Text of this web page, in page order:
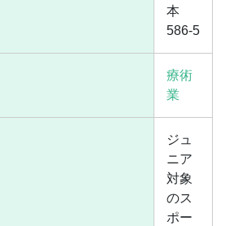
本
586-5
療術
業
ジュ
ニア
対象
のス
ポー